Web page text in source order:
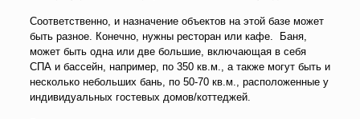
Соответственно, и назначение объектов на этой базе может
быть разное. Конечно, нужны ресторан или кафе. Баня,
может быть одна или две большие, включающая в себя
СПА и бассейн, например, по 350 кв.м., а также могут быть и
несколько небольших бань, по 50-70 кв.м., расположенные у
индивидуальных гостевых домов/коттеджей.